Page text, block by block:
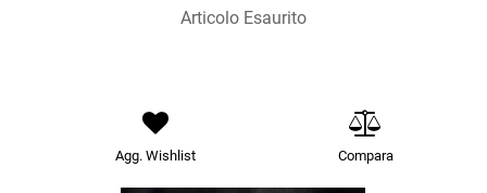
Articolo Esaurito
Agg. Wishlist Compara